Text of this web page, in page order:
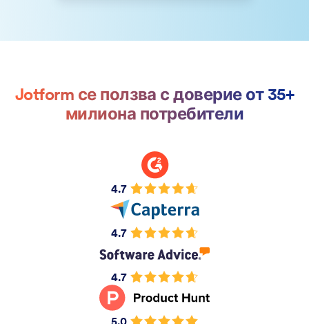
Jotform се ползва с доверие от 35+
милиона потребители
4.7
4.7
4.7
5.0